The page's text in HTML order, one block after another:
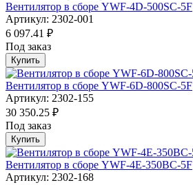
Вентилятор в сборе YWF-4D-500SC-5F
Артикул: 2302-001
6 097.41 ₽
Под заказ
Купить
Вентилятор в сборе YWF-6D-800SC-5F
Артикул: 2302-155
30 350.25 ₽
Под заказ
Купить
Вентилятор в сборе YWF-4E-350BC-5F
Артикул: 2302-168